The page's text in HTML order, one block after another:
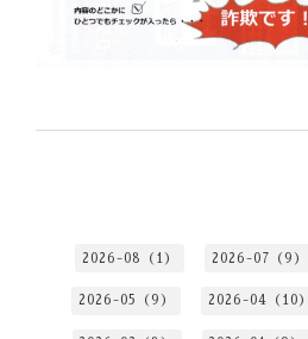
2026-08（1） 2026-07（9）
2026-05（9） 2026-04（10）